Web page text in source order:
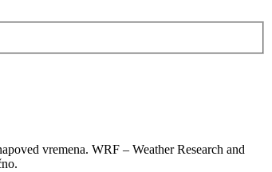
vremena. WRF – Weather Research and